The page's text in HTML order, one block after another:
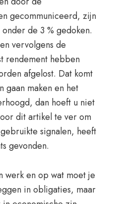
gecommuniceerd, zijn
de 3 % gedoken.
vervolgens de
rendement hebben
afgelost. Dat komt
gaan maken en het
dan hoeft u niet
dit artikel te ver om
signalen, heeft
gevonden.
werk en op wat moet je
in obligaties, maar